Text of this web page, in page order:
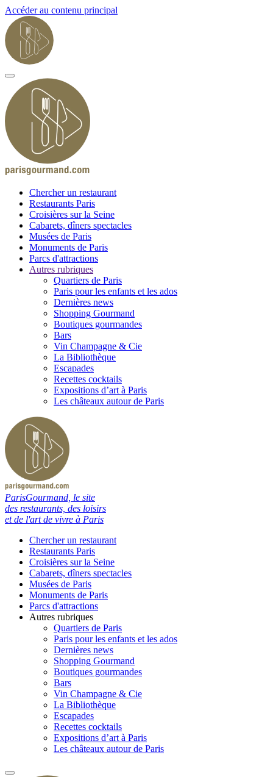
Accéder au contenu principal
Chercher un restaurant
Restaurants Paris
Croisières sur la Seine
Cabarets, dîners spectacles
Musées de Paris
Monuments de Paris
Parcs d'attractions
Autres rubriques
Quartiers de Paris
Paris pour les enfants et les ados
Dernières news
Shopping Gourmand
Boutiques gourmandes
Bars
Vin Champagne & Cie
La Bibliothèque
Escapades
Recettes cocktails
Expositions d’art à Paris
Les châteaux autour de Paris
ParisGourmand, le site
des restaurants, des loisirs
et de l'art de vivre à Paris
Chercher un restaurant
Restaurants Paris
Croisières sur la Seine
Cabarets, dîners spectacles
Musées de Paris
Monuments de Paris
Parcs d'attractions
Autres rubriques
Quartiers de Paris
Paris pour les enfants et les ados
Dernières news
Shopping Gourmand
Boutiques gourmandes
Bars
Vin Champagne & Cie
La Bibliothèque
Escapades
Recettes cocktails
Expositions d’art à Paris
Les châteaux autour de Paris